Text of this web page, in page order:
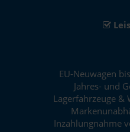
EU-Neuwagen
Jahres- und
Lagerfahrzeuge &
Inzahlungnahme